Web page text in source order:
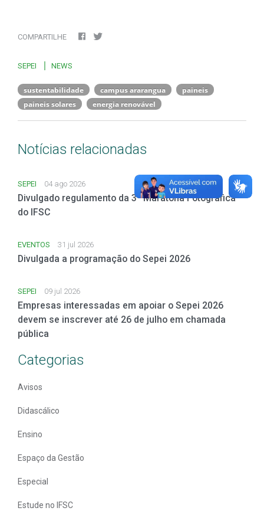
COMPARTILHE
SEPEI NEWS
sustentabilidade campus ararangua
paineis
paineis solares
energia renovável
Notícias relacionadas
SEPEI 04 ago 2026
Divulgado regulamento da 3ª Maratona Fotográfica
do IFSC
EVENTOS 31 jul 2026
Divulgada a programação do Sepei 2026
SEPEI 09 jul 2026
Empresas interessadas em apoiar o Sepei 2026
devem se inscrever até 26 de julho em chamada
pública
Categorias
Avisos
Didascálico
Ensino
Espaço da Gestão
Especial
Estude no IFSC